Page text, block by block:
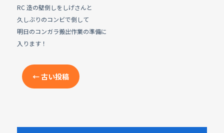
RC 造の壁倒しをしげさんと
久しぶりのコンビで倒して
明日のコンガラ搬出作業の準備に
入ります！
←古い投稿